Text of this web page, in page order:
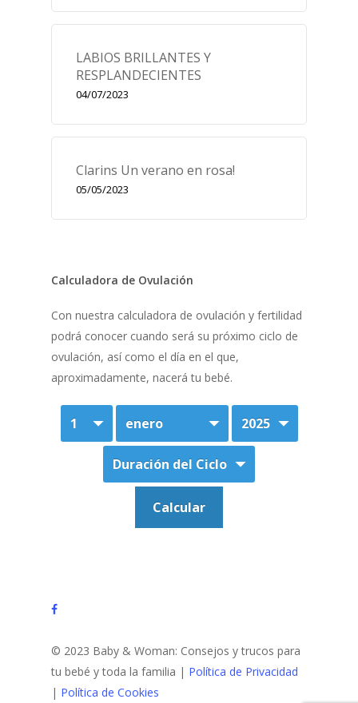
LABIOS BRILLANTES Y
RESPLANDECIENTES
04/07/2023
Clarins Un verano en rosa!
05/05/2023
Calculadora de Ovulación
Con nuestra calculadora de ovulación y fertilidad
podrá conocer cuando será su próximo ciclo de
ovulación, así como el día en el que,
aproximadamente, nacerá tu bebé.
facebook
© 2023 Baby & Woman: Consejos y trucos para
tu bebé y toda la familia | Política de Privacidad
| Política de Cookies